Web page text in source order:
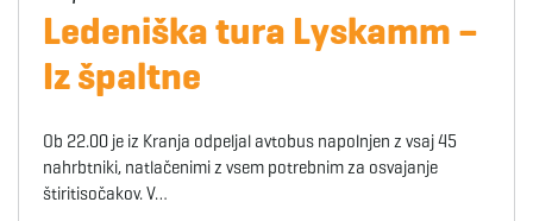
Ledeniška tura Lyskamm –
Iz špaltne
Ob 22.00 je iz Kranja odpeljal avtobus napolnjen z vsaj 45
nahrbtniki, natlačenimi z vsem potrebnim za osvajanje
štiritisočakov. V…